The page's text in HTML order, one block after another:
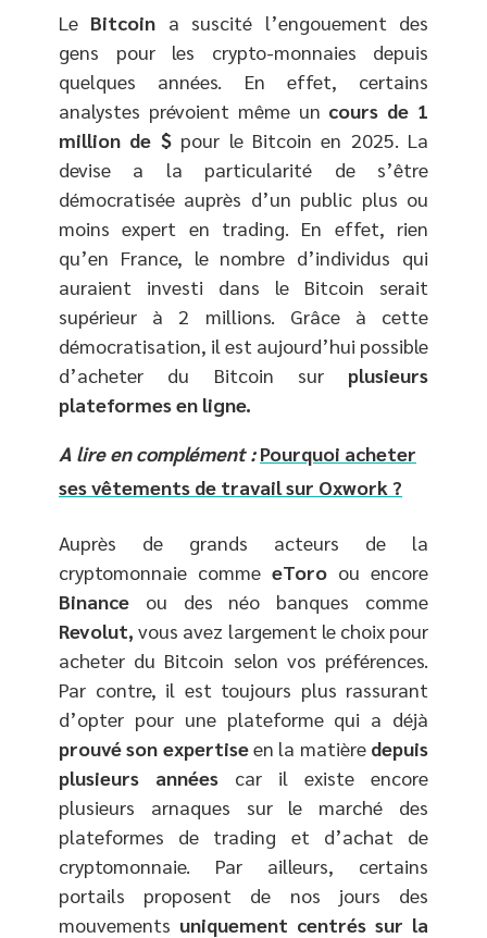
Le Bitcoin a suscité l’engouement des
gens pour les crypto-monnaies depuis
quelques années. En effet, certains
analystes prévoient même un cours de 1
million de $pour le Bitcoin en 2025. La
devise a la particularité de s’être
démocratisée auprès d’un public plus ou
moins expert en trading. En effet, rien
qu’en France, le nombre d’individus qui
auraient investi dans le Bitcoin serait
supérieur à 2 millions. Grâce à cette
démocratisation, il est aujourd’hui possible
d’acheter du Bitcoin sur plusieurs
plateformes en ligne.
A lire en complément : Pourquoi acheter
ses vêtements de travail sur Oxwork ?
Auprès de grands acteurs de la
cryptomonnaie comme eToro ou encore
Binance ou des néo banques comme
Revolut,vous avez largement le choix pour
acheter du Bitcoin selon vos préférences.
Par contre, il est toujours plus rassurant
d’opter pour une plateforme qui a déjà
prouvé son expertiseen la matière depuis
plusieurs années car il existe encore
plusieurs arnaques sur le marché des
plateformes de trading et d’achat de
cryptomonnaie. Par ailleurs, certains
portails proposent de nos jours des
mouvements uniquement centrés sur la